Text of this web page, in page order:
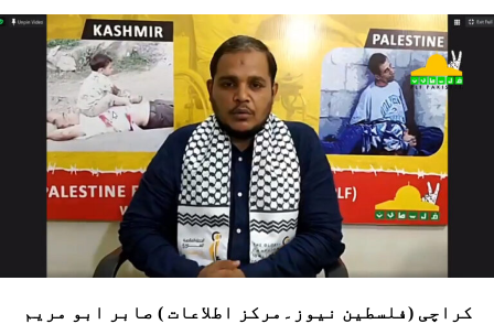
کراچی (فلسطین نیوز۔مرکز اطلاعات ) صابر ابو مریم